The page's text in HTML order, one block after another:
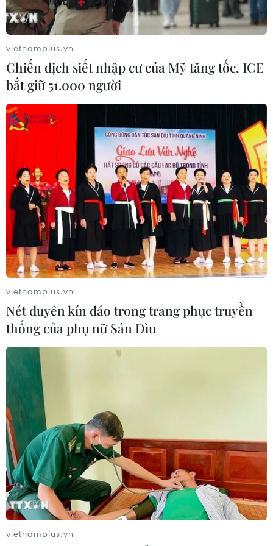
Hành trình gần 6 thập kỷ đưa liệt sỹ
trở về
09/08/2026 04:05
Vụ sóng cuốn trôi tại Sơn Trà: Xuyên
đêm tìm kiếm 2 nạn nhân còn lại
09/08/2026 03:36
Đầu tư cho sức khỏe từ phòng bệnh
đến hạ tầng y tế
09/08/2026 03:29
Cảnh giác thủ đoạn lôi kéo tham gia
“Hội Thánh Đức Chúa Trời Mẹ”
09/08/2026 03:02
Tìm nhân chứng về mộ tập thể liệt sỹ
sau trận đánh Cồn Tiên
09/08/2026 02:53
Xem thêm
CƠ QUAN CHỦ QUẢN: THÔNG TẤN XÃ VIỆT NAM
vietnamplus.vn
Chiến dịch siết nhập cư của Mỹ tăng tốc, ICE
bắt giữ 51.000 người
vietnamplus.vn
Nét duyên kín đáo trong trang phục truyền
thống của phụ nữ Sán Dìu
vietnamplus.vn